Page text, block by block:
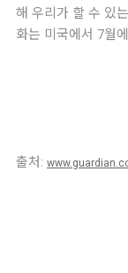
해 우리가 할 수 있
화는 미국에서 7월
출처: